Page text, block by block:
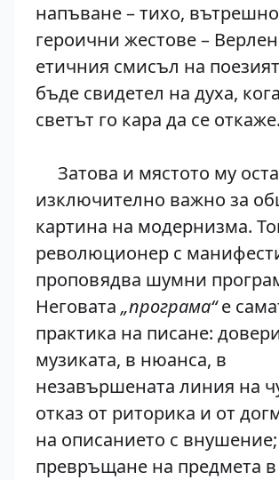
напъване – тихо,
героични жестове –
етичния смисъл на
бъде свидетел на духа,
светът го кара да се откаже.
Затова и мястото му
изключително важно за
картина на модернизма.
революционер с
проповядва шумни
Неговата „програма“е
практика на писане:
музиката, в нюанса, в
незавършената линия на
отказ от риторика и от
на описанието с внушение;
превръщане на предмета в